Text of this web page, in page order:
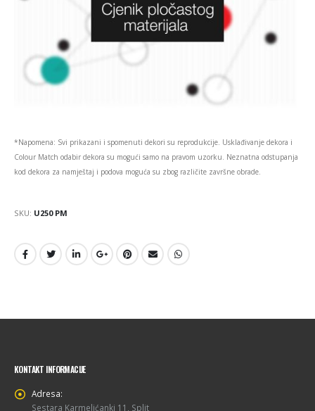
*Napomena: Svi prikazani i spomenuti dekori su reprodukcije. Usklađivanje dekora i
Colour Match odabir dekora su mogući samo na pravom uzorku. Neznatna odstupanja
kod dekora za namještaj i podova moguća su zbog različite završne obrade.
SKU: U250 PM
KONTAKT INFORMACIJE
Adresa:
Sestara Karmelićanki 11, Split